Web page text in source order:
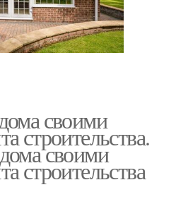
своими
строительства.
своими
строительства